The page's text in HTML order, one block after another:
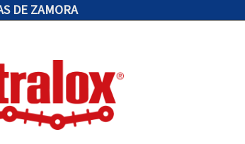
DE ZAMORA